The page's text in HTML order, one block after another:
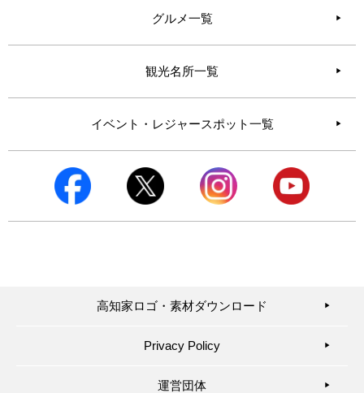
グルメ一覧
観光名所一覧
イベント・レジャースポット一覧
高知家ロゴ・素材ダウンロード ▶︎
Privacy Policy ▶︎
運営団体 ▶︎